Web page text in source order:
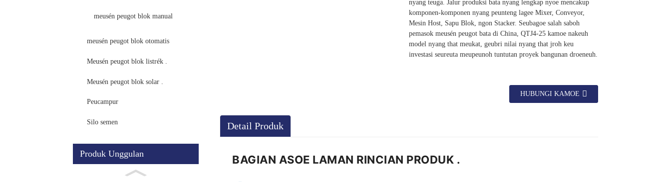
meusén peugot blok manual
meusén peugot blok otomatis
Meusén peugot blok listrék .
Meusén peugot blok solar .
Peucampur
Silo semen
Produk Unggulan
nyang teuga. Jalur produksi bata nyang lengkap nyoe mencakup
komponen-komponen nyang peunteng lagee Mixer, Conveyor,
Mesin Host, Sapu Blok, ngon Stacker. Seubagoe salah saboh
pemasok meusén peugot bata di China, QTJ4-25 kamoe nakeuh
model nyang that meukat, geubri nilai nyang that jroh keu
investasi seureuta meupeunoh tuntutan proyek bangunan droeneuh.
HUBUNGI KAMOE
Detail Produk
BAGIAN ASOE LAMAN RINCIAN PRODUK .